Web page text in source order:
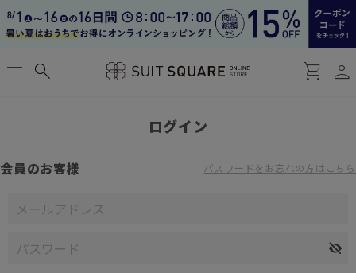
menu search shopping_cart person
ログイン
会員のお客様 パスワードをお忘れの方はこちら